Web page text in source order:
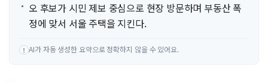
오 후보가 시민 제보 중심으로 현장 방문하며 부동산 폭
정에 맞서 서울 주택을 지킨다.
! AI가 자동 생성한 요약으로 정확하지 않을 수 있어요.